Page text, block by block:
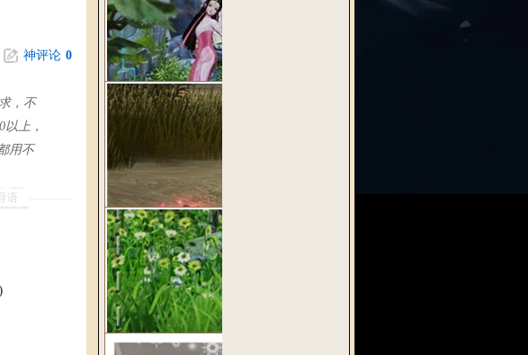
神评论 0
语
，不
上，
用不
桃粉诗音兆丰年
《武魂2》全…
爆料：纯古风桃
花扇，招财土…